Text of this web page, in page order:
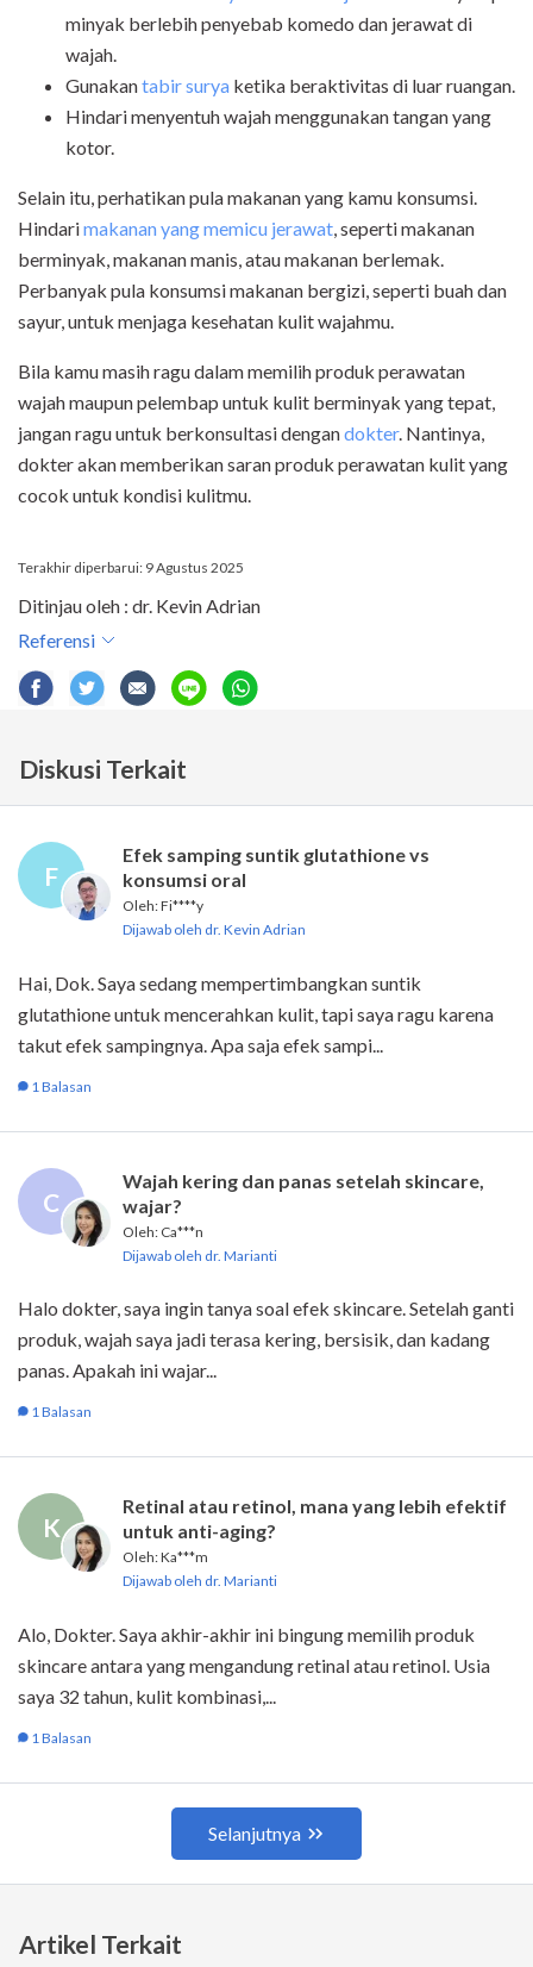
minyak berlebih penyebab komedo dan jerawat di
wajah.
Gunakantabir surya ketika beraktivitas di luar ruangan.
Hindari menyentuh wajah menggunakan tangan yang
kotor.
Selain itu, perhatikan pula makanan yang kamu konsumsi.
Hindarimakanan yang memicu jerawat, seperti makanan
berminyak, makanan manis, atau makanan berlemak.
Perbanyak pula konsumsi makanan bergizi, seperti buah dan
sayur, untuk menjaga kesehatan kulit wajahmu.
Bila kamu masih ragu dalam memilih produk perawatan
wajah maupun pelembap untuk kulit berminyak yang tepat,
jangan ragu untuk berkonsultasi dengandokter. Nantinya,
dokter akan memberikan saran produk perawatan kulit yang
cocok untuk kondisi kulitmu.
Terakhir diperbarui: 9 Agustus 2025